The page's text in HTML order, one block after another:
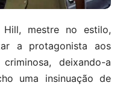
mestre no estilo,
a protagonista aos
deixando-a
uma insinuação de